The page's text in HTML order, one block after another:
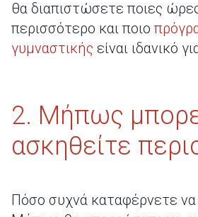
θα διαπιστώσετε ποιες
περισσότερο και ποιο
γυμναστικής είναι ιδανικό
2. Μήπως
ασκηθείτε
Πόσο συχνά καταφέρνετε να